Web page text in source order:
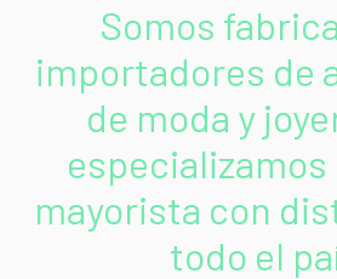
Somos
importadores de
de moda y
especializamos
mayorista con
todo el